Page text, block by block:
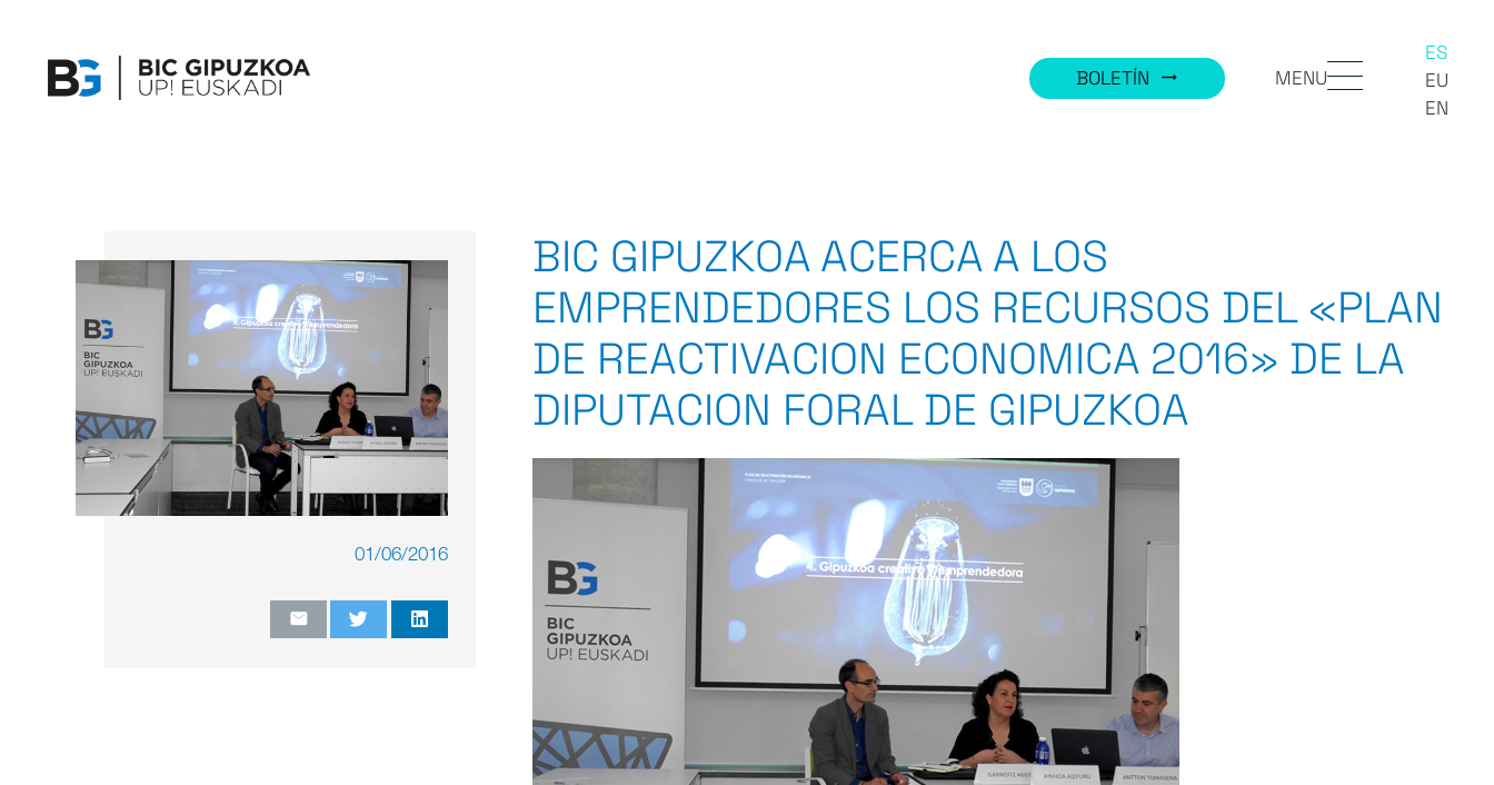
BOLETÍN trending_flat MENU
ES
EU
EN
01/06/2016
BIC GIPUZKOA ACERCA A LOS
EMPRENDEDORES LOS RECURSOS DEL «PLAN
DE REACTIVACION ECONOMICA 2016» DE LA
DIPUTACION FORAL DE GIPUZKOA